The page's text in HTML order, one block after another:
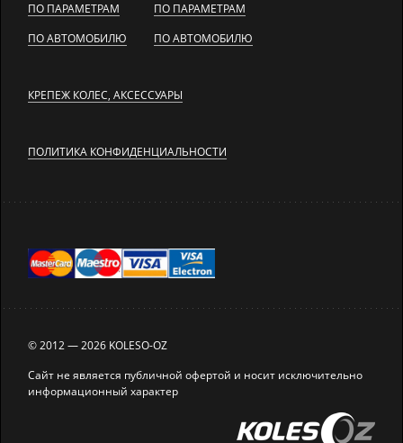
ПО ПАРАМЕТРАМ
ПО АВТОМОБИЛЮ
ПО ПАРАМЕТРАМ
ПО АВТОМОБИЛЮ
КРЕПЕЖ КОЛЕС, АКСЕССУАРЫ
ПОЛИТИКА КОНФИДЕНЦИАЛЬНОСТИ
© 2012 — 2026 KOLESO-OZ
Сайт не является публичной офертой и носит исключительно
информационный характер